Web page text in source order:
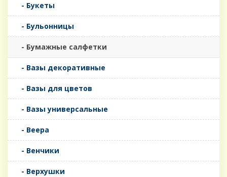
- Букеты
- Бульонницы
- Бумажные салфетки
- Вазы декоративные
- Вазы для цветов
- Вазы универсальные
- Веера
- Венчики
- Верхушки